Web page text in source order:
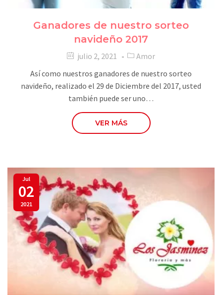
Ganadores de nuestro sorteo
navideño 2017
julio 2, 2021
Amor
Así como nuestros ganadores de nuestro sorteo
navideño, realizado el 29 de Diciembre del 2017, usted
también puede ser uno…
VER MÁS
02
Jul
2021